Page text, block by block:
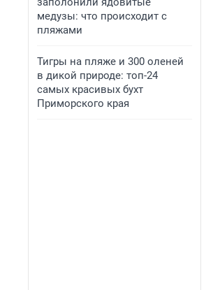
медузы: что происходит с
пляжами
Тигры на пляже и 300 оленей
в дикой природе: топ-24
самых красивых бухт
Приморского края